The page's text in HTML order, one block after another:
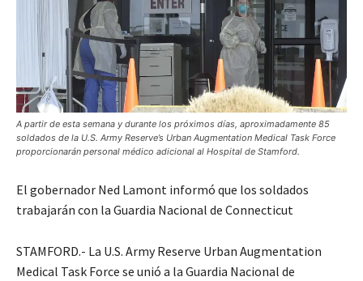
A partir de esta semana y durante los próximos días, aproximadamente 85
soldados de la U.S. Army Reserve’s Urban Augmentation Medical Task Force
proporcionarán personal médico adicional al Hospital de Stamford.
El gobernador Ned Lamont informó que los soldados
trabajarán con la Guardia Nacional de Connecticut
STAMFORD.- La U.S. Army Reserve Urban Augmentation
Medical Task Force se unió a la Guardia Nacional de